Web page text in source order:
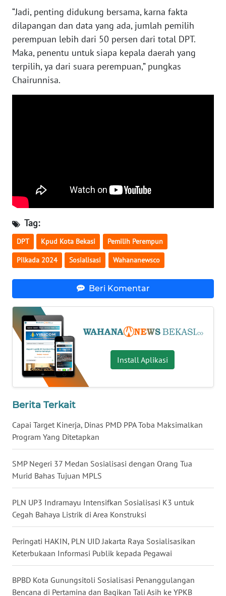
“Jadi, penting didukung bersama, karna fakta
dilapangan dan data yang ada, jumlah pemilih
perempuan lebih dari 50 persen dari total DPT.
Maka, penentu untuk siapa kepala daerah yang
terpilih, ya dari suara perempuan,” pungkas
Chairunnisa.
Tag:
DPT Kpud Kota Bekasi Pemilih Perempun
Pilkada 2024 Sosialisasi Wahananewsco
Beri Komentar
Install Aplikasi
Berita Terkait
Capai Target Kinerja, Dinas PMD PPA Toba Maksimalkan
Program Yang Ditetapkan
SMP Negeri 37 Medan Sosialisasi dengan Orang Tua
Murid Bahas Tujuan MPLS
PLN UP3 Indramayu Intensifkan Sosialisasi K3 untuk
Cegah Bahaya Listrik di Area Konstruksi
Peringati HAKIN, PLN UID Jakarta Raya Sosialisasikan
Keterbukaan Informasi Publik kepada Pegawai
BPBD Kota Gunungsitoli Sosialisasi Penanggulangan
Bencana di Pertamina dan Bagikan Tali Asih ke YPKB
SUMSEL
WN
BENGKULU
WN
WN
JOGJA
WN
JATIM
WN
WN
KALBAR
WN
KALTENG
KALTARA
KALSEL
WN
KALTIM
WN
SULSEL
WN
GORONTALO
WN
SULUT